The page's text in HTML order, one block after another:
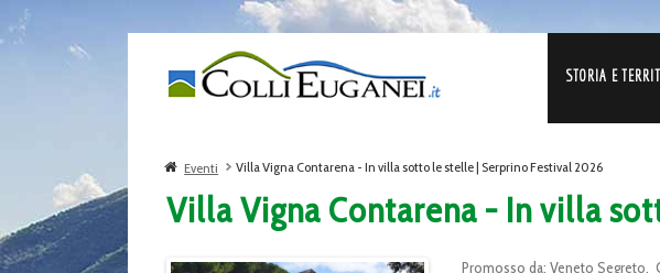
STORIA E
Eventi Villa Vigna Contarena - In villa sotto le stelle | Serprino Festival 2026
Villa Vigna Contarena - In villa
Promosso da: Veneto Segreto,